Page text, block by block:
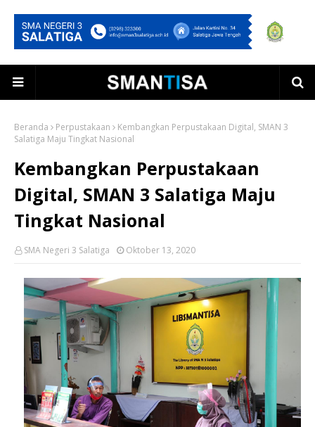
Beranda Perpustakaan
Kembangkan Perpustakaan Digital, SMAN 3
Salatiga Maju Tingkat Nasional
Kembangkan Perpustakaan
Digital, SMAN 3 Salatiga Maju
Tingkat Nasional
SMA Negeri 3 Salatiga Oktober 13, 2020